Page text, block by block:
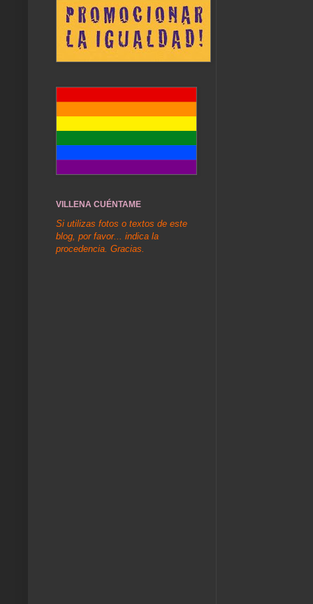
VILLENA CUÉNTAME
Si utilizas fotos o textos de este
blog, por favor... indica la
procedencia. Gracias.